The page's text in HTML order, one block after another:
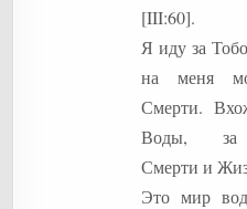
[III:60].
Я иду за
на меня
Смерти.
Воды, за
Смерти и
Это мир